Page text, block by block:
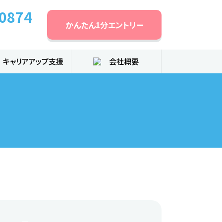
かんたん1分エントリー
キャリアアップ支援 会社概要